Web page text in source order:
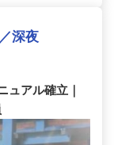
深夜
ュアル確立｜